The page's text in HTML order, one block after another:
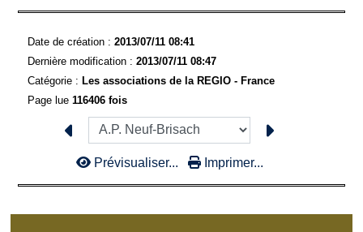
Date de création : 2013/07/11 08:41
Dernière modification : 2013/07/11 08:47
Catégorie : Les associations de la REGIO - France
Page lue 116406 fois
Prévisualiser... Imprimer...